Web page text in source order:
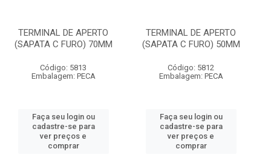
TERMINAL DE APERTO
(SAPATA C FURO) 70MM
Código: 5813
Embalagem: PECA
Faça seu login ou
cadastre-se para
ver preços e
comprar
TERMINAL DE APERTO
(SAPATA C FURO) 50MM
Código: 5812
Embalagem: PECA
Faça seu login ou
cadastre-se para
ver preços e
comprar